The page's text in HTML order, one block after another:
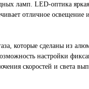
ламп. LED-оптика
отличное освещение
которые сделаны из
настройки
скоростей и света